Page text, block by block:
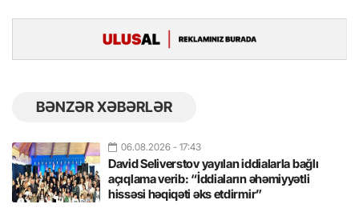
BƏNZƏR XƏBƏRLƏR
06.08.2026 - 17:43
David Seliverstov yayılan iddialarla bağlı
açıqlama verib: “İddiaların əhəmiyyətli
hissəsi həqiqəti əks etdirmir”